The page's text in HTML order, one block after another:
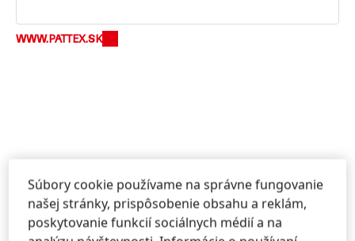
WWW.PATTEX.SK
Informácie a služby
Súbory cookie používame na správne fungovanie
našej stránky, prispôsobenie obsahu a reklám,
poskytovanie funkcií sociálnych médií a na